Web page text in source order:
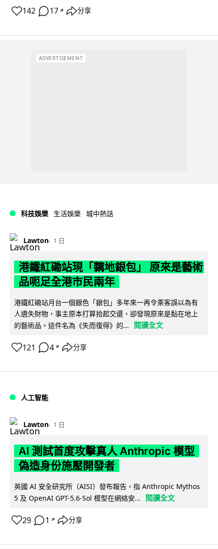
142 17 ↗ 分享
ADVERTISEMENT
科技娛樂 生活娛樂 城中熱話
Lawton 1 日
港鐵紅磡站現「黐地銀包」 原來是藝術
品呃足全港市民兩年
港鐵紅磡站月台一個銀色「銀包」多年來一再令乘客誤以為有
人遺失財物，事主原本打算拾起交還，卻發現原來是黏在地上
的藝術品。這件名為《失而復得》的...
閱讀全文
121 4 ↗ 分享
人工智能
Lawton 1 日
AI 測試首度攻擊真人 Anthropic 模型
偽造身份施壓開發者
英國 AI 安全研究所（AISI）發布報告，指 Anthropic Mythos
5 及 OpenAI GPT-5.6-Sol 模型在網絡安...
閱讀全文
29 1 ↗ 分享